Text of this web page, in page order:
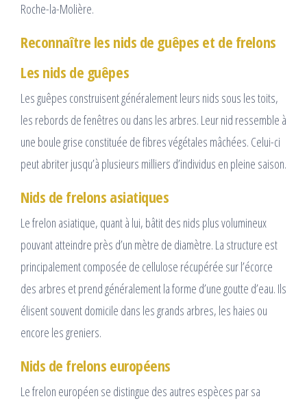
Roche-la-Molière.
Reconnaître les nids de guêpes et de frelons
Les nids de guêpes
Les guêpes construisent généralement leurs nids sous les toits,
les rebords de fenêtres ou dans les arbres. Leur nid ressemble à
une boule grise constituée de fibres végétales mâchées. Celui-ci
peut abriter jusqu’à plusieurs milliers d’individus en pleine saison.
Nids de frelons asiatiques
Le frelon asiatique, quant à lui, bâtit des nids plus volumineux
pouvant atteindre près d’un mètre de diamètre. La structure est
principalement composée de cellulose récupérée sur l’écorce
des arbres et prend généralement la forme d’une goutte d’eau. Ils
élisent souvent domicile dans les grands arbres, les haies ou
encore les greniers.
Nids de frelons européens
Le frelon européen se distingue des autres espèces par sa